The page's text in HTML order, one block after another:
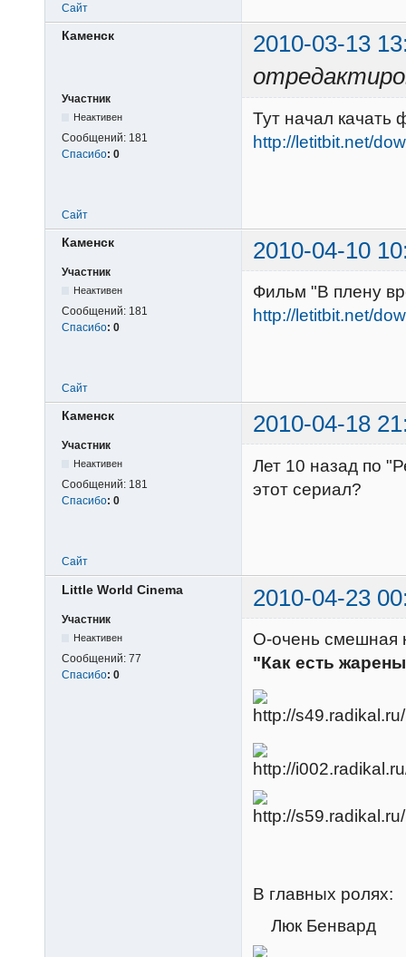
Сайт
Каменск
2010-03-13
Участник
Неактивен
Сообщений: 181
Спасибо: 0
Тут начал
http://letitbit.net/
Сайт
Каменск 2010-04-10
Участник
Неактивен
Сообщений: 181
Спасибо: 0
Фильм "В плену
http://letitbit.net/
Сайт
Каменск 2010-04-18
Участник
Неактивен
Сообщений: 181
Спасибо: 0
Лет 10 назад по
этот сериал?
Сайт
Little World Cinema 2010-04-23
Участник
Неактивен
Сообщений: 77
Спасибо: 0
О-очень смешная
"Как есть
В главных ролях:
Люк Бенвард